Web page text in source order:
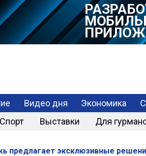
Видео дня Экономика
Спорт Выставки Для
предлагает эксклюзивные